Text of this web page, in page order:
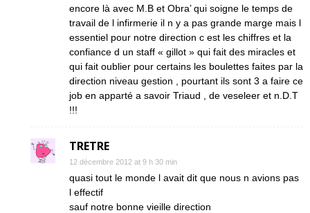
encore là avec M.B et Obra’ qui soigne le temps de
travail de l infirmerie il n y a pas grande marge mais l
essentiel pour notre direction c est les chiffres et la
confiance d un staff « gillot » qui fait des miracles et
qui fait oublier pour certains les boulettes faites par la
direction niveau gestion , pourtant ils sont 3 a faire ce
job en apparté a savoir Triaud , de veseleer et n.D.T
!!!
TRETRE
12 décembre 2012 at 9 h 30 min
quasi tout le monde l avait dit que nous n avions pas
l effectif
sauf notre bonne vieille direction